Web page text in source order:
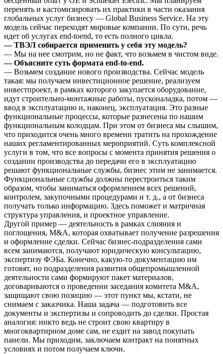
перенять и кастомизировать их практики в части оказания
глобальных услуг бизнесу — Global Business Service. На эту
модель сейчас переходят мировые компании. По сути, речь
идет об услугах end-toend, то есть полного цикла.
— ТВЭЛ собирается применить у себя эту модель?
— Мы на нее смотрим, но не факт, что возьмем в чистом виде.
— Объясните суть формата end-to-end.
— Возьмем создание нового производства. Сейчас модель
такая: мы получаем инвестиционное решение, реализуем
инвестпроект, в рамках которого закупается оборудование,
идут строительно-монтажные работы, пусконаладка, потом —
ввод в эксплуатацию и, наконец, эксплуатация. Это разные
функциональные процессы, которые разнесены по нашим
функциональным колодцам. При этом от бизнеса мы слышим,
что приходится очень много времени тратить на прохождение
наших регламентированных мероприятий. Суть комплексной
услуги в том, что все вопросы с момента принятия решения о
создании производства до передачи его в эксплуатацию
решают функциональные службы, бизнес этим не занимается.
Функциональные службы должны перестроиться таким
образом, чтобы заниматься оформлением всех решений,
контролем, закупочными процедурами и т. д., а от бизнеса
получать только информацию. Здесь поможет и матричная
структура управления, и проектное управление.
Другой пример — деятельность в рамках слияния и
поглощения, M&A, которая охватывает получение разрешения
и оформление сделки. Сейчас бизнес-подразделения сами
всем занимаются, получают юридическую консультацию,
экспертизу ФЭБа. Конечно, какую-то документацию им
готовят, но подразделения развития общепромышленной
деятельности сами формируют пакет материалов,
договариваются о проведении заседания комитета M&A,
защищают свою позицию — этот пункт мы, кстати, не
снимаем с заказчика. Наша задача — подготовить все
документы и экспертизы и сопроводить до сделки. Простая
аналогия: никто ведь не строит свою квартиру в
многоквартирном доме сам, не ездит на завод покупать
панели. Мы приходим, заключаем контракт на понятных
условиях и потом получаем ключи.